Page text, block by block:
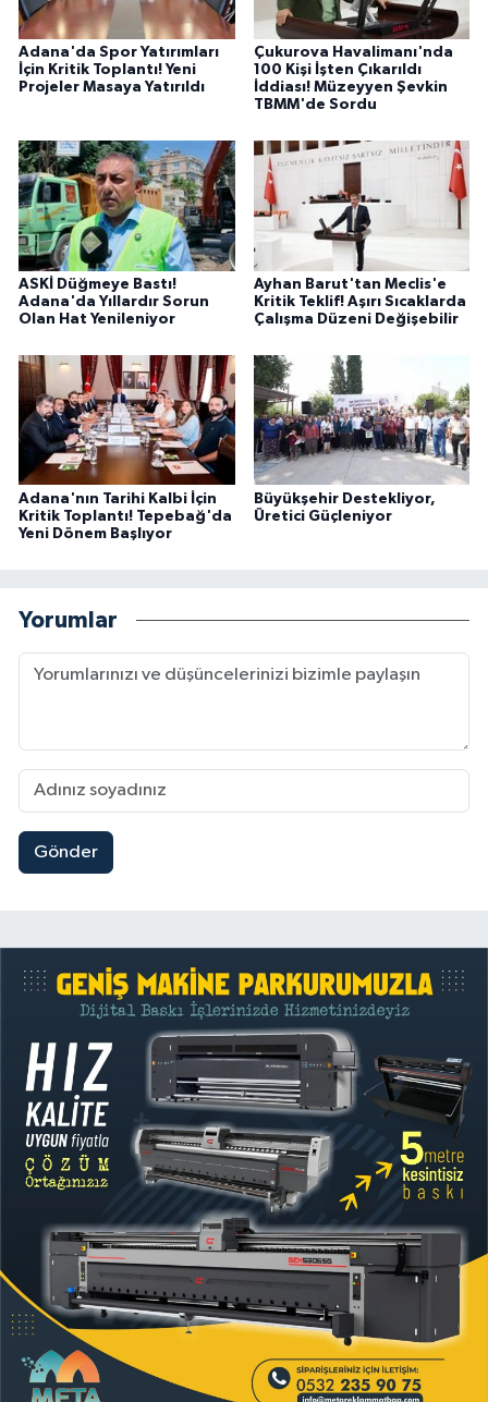
Adana'da Spor Yatırımları
İçin Kritik Toplantı! Yeni
Projeler Masaya Yatırıldı
Çukurova Havalimanı'nda
100 Kişi İşten Çıkarıldı
İddiası! Müzeyyen Şevkin
TBMM'de Sordu
ASKİ Düğmeye Bastı!
Adana'da Yıllardır Sorun
Olan Hat Yenileniyor
Ayhan Barut'tan Meclis'e
Kritik Teklif! Aşırı Sıcaklarda
Çalışma Düzeni Değişebilir
Adana'nın Tarihi Kalbi İçin
Kritik Toplantı! Tepebağ'da
Yeni Dönem Başlıyor
Büyükşehir Destekliyor,
Üretici Güçleniyor
Yorumlar
Gönder